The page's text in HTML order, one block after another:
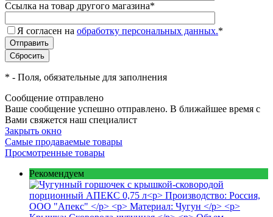
Ссылка на товар другого магазина*
Я согласен на обработку персональных данных.*
* - Поля, обязательные для заполнения
Сообщение отправлено
Ваше сообщение успешно отправлено. В ближайшее время с
Вами свяжется наш специалист
Закрыть окно
Самые продаваемые товары
Просмотренные товары
Рекомендуем